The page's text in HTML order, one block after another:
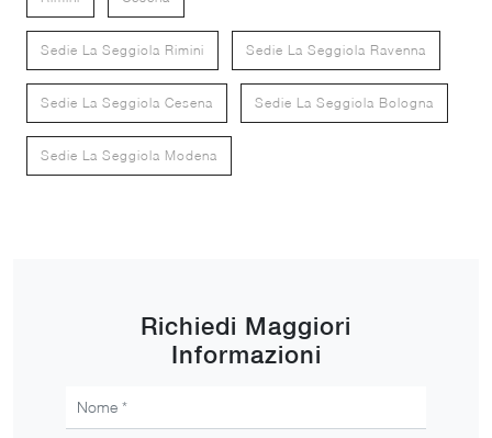
Sedie La Seggiola Rimini Sedie La Seggiola Ravenna
Sedie La Seggiola Cesena Sedie La Seggiola Bologna
Sedie La Seggiola Modena
Richiedi Maggiori
Informazioni